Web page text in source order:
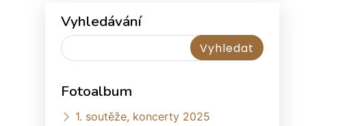
Vyhledávání
Fotoalbum
1. soutěže, koncerty 2025